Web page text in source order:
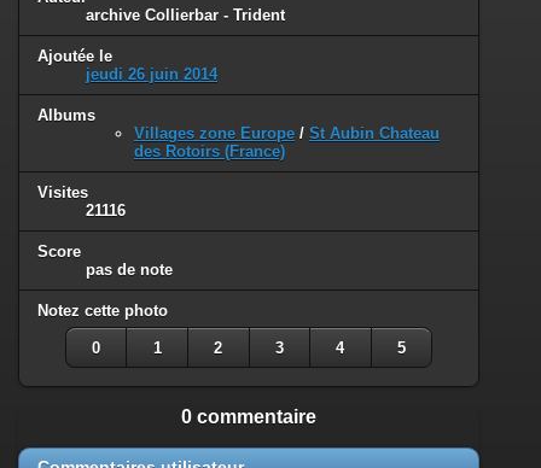
archive Collierbar - Trident
Ajoutée le
jeudi 26 juin 2014
Albums
Villages zone Europe / St Aubin Chateau
des Rotoirs (France)
Visites
21116
Score
pas de note
Notez cette photo
0 1 2 3 4 5
0 commentaire